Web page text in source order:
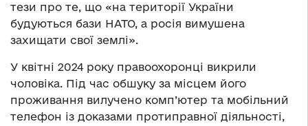
тези про те, що «на території України
будуються бази НАТО, а росія вимушена
захищати свої землі».
У квітні 2024 року правоохоронці викрили
чоловіка. Під час обшуку за місцем його
проживання вилучено комп’ютер та мобільний
телефон із доказами протиправної діяльності,